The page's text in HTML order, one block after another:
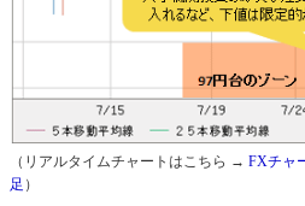
（リアルタイムチャートはこちら → FXチャ
足 ）